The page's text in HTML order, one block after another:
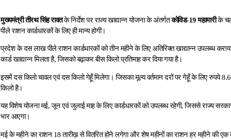
मुख्यमंत्री तीरथ सिंह रावतके निर्देश पर राज्य खाद्यान्न योजना के अंतर्गतकोविड-19 महामारीके
पीले राशन कार्डधारकों के लिए ही मान्य होगी।
प्रदेश के दस लाख पीले राशन कार्डधारकों को तीन महीने के लिए अतिरिक्त खाद्यान्न उपलब्ध
कार्ड खाद्यान्न मिलता है, जिसको बढ़ाकर बीस किलो प्रतिमाह कर दिया गया है।
इसमें दस किलो चावल एवं दस किलो गेहूँ मिलेगा। जिसका मूल्य वर्तमान दरों पर गेहूँ के लिए रुपये
किलो है।
यह विशेष योजना मई, जून एवं जुलाई माह के लिए कार्डधारकों को उपलब्ध रहेगी, जिससे राज्य
भार आएगा।
मई के महीने का राशन 18 तारीख़ से वितरित होने लगेगा और शेष महीनों का राशन हर महीने की एक